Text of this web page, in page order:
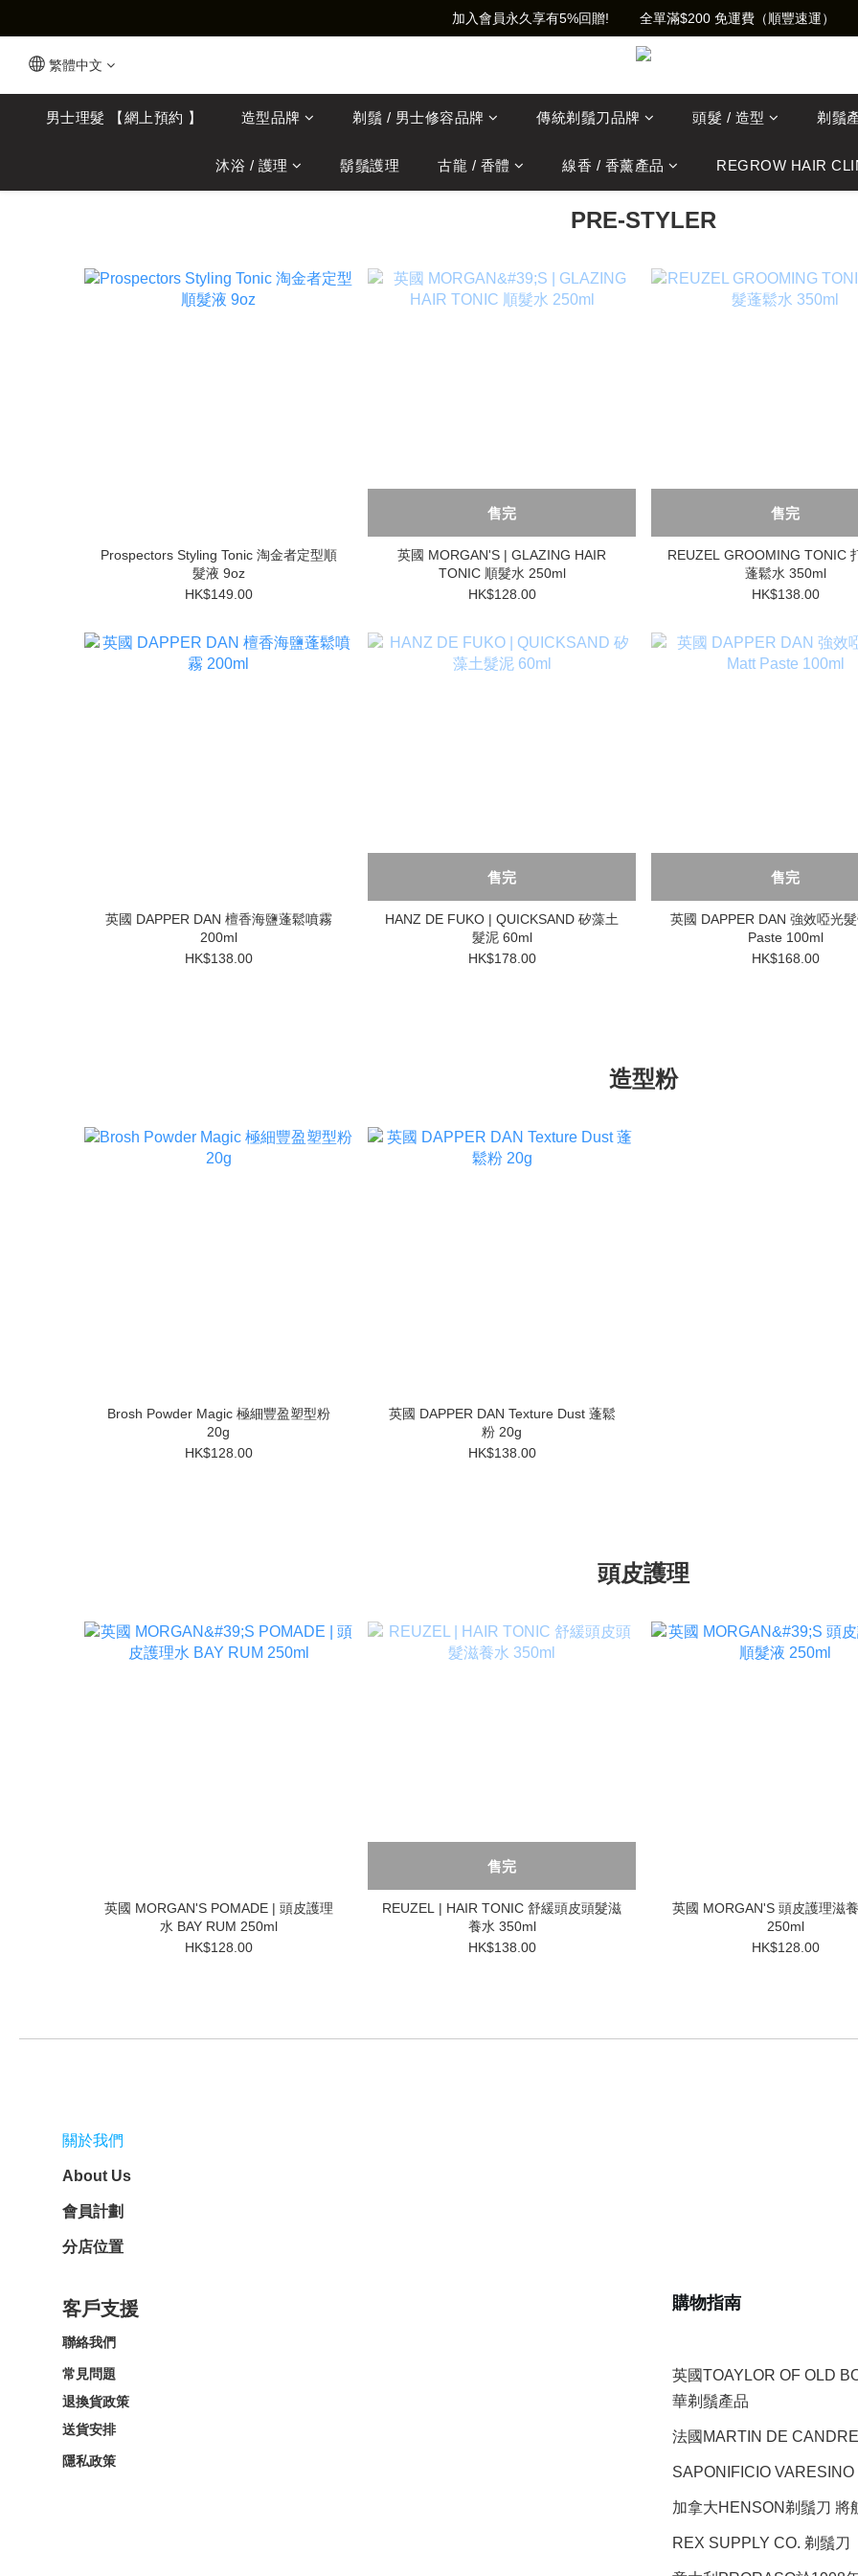
加入會員永久享有5%回贈!        全單滿$200 免運費（順豐速運）
繁體中文
男士理髮 【網上預約 】 造型品牌 剃鬚 / 男士修容品牌 傳統剃鬚刀品牌 頭髮 / 造型 剃鬚
沐浴 / 護理 鬍鬚護理 古龍 / 香體 線香 / 香薰產品 REGROW HAIR
PRE-STYLER
Prospectors Styling Tonic 淘金者定型順
髮液 9oz
HK$149.00
售完
英國 MORGAN'S | GLAZING HAIR
TONIC 順髮水 250ml
HK$128.00
售完
REUZEL GROOMING TONIC
蓬鬆水 350ml
HK$138.00
英國 DAPPER DAN 檀香海鹽蓬鬆噴霧
200ml
HK$138.00
售完
HANZ DE FUKO | QUICKSAND 矽藻土
髮泥 60ml
HK$178.00
售完
英國 DAPPER DAN 強效啞光
Paste 100ml
HK$168.00
造型粉
Brosh Powder Magic 極細豐盈塑型粉
20g
HK$128.00
英國 DAPPER DAN Texture Dust 蓬鬆
粉 20g
HK$138.00
頭皮護理
英國 MORGAN'S POMADE | 頭皮護理
水 BAY RUM 250ml
HK$128.00
售完
REUZEL | HAIR TONIC 舒緩頭皮頭髮滋
養水 350ml
HK$138.00
英國 MORGAN'S 頭皮護理滋
250ml
HK$128.00
關於我們
About Us
會員計劃
分店位置
客戶支援
聯絡我們
常見問題
退換貨政策
送貨安排
隱私政策
購物指南
英國TOAYLOR OF OLD
華剃鬚產品
法國MARTIN DE
SAPONIFICIO VARESINO
加拿大HENSON剃鬚刀 將
REX SUPPLY CO. 剃鬚刀